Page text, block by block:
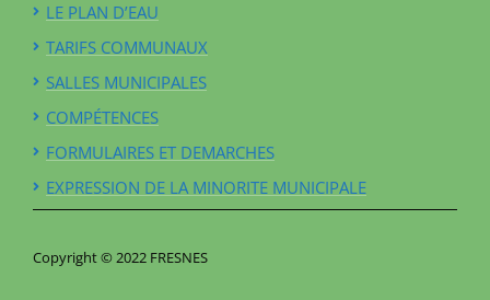
LE PLAN D’EAU
TARIFS COMMUNAUX
SALLES MUNICIPALES
COMPÉTENCES
FORMULAIRES ET DEMARCHES
EXPRESSION DE LA MINORITE MUNICIPALE
Copyright © 2022 FRESNES